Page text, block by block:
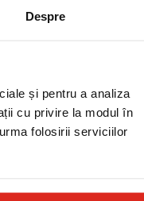
Despre
și pentru a analiza
cu privire la modul în
folosirii serviciilor